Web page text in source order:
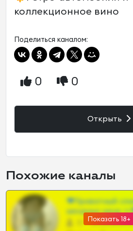
коллекционное вино
Поделиться каналом:
0 0
Открыть
Похожие каналы
Показать 18+
❤Приватный
шкодных шкур
57 •